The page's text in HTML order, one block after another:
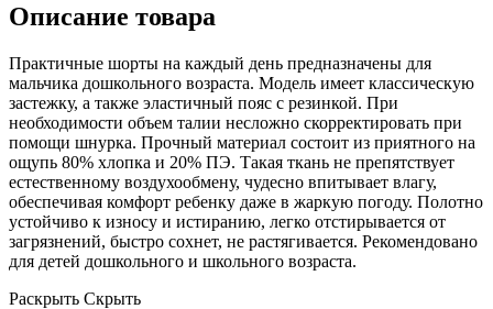
Описание товара
Практичные шорты на каждый день предназначены для
мальчика дошкольного возраста. Модель имеет классическую
застежку, а также эластичный пояс с резинкой. При
необходимости объем талии несложно скорректировать при
помощи шнурка. Прочный материал состоит из приятного на
ощупь 80% хлопка и 20% ПЭ. Такая ткань не препятствует
естественному воздухообмену, чудесно впитывает влагу,
обеспечивая комфорт ребенку даже в жаркую погоду. Полотно
устойчиво к износу и истиранию, легко отстирывается от
загрязнений, быстро сохнет, не растягивается. Рекомендовано
для детей дошкольного и школьного возраста.
Раскрыть Скрыть